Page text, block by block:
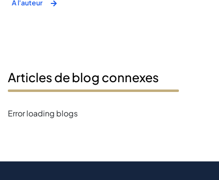
À l'auteur
Articles de blog connexes
Error loading blogs